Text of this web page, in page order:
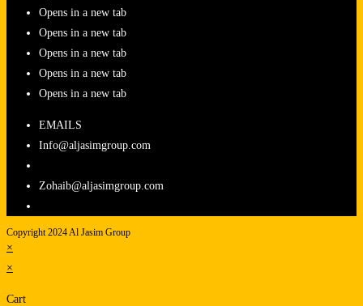
Opens in a new tab
Opens in a new tab
Opens in a new tab
Opens in a new tab
Opens in a new tab
EMAILS
Info@aljasimgroup.com
Zohaib@aljasimgroup.com
Copyright 2024 Al Jasim Group
×
×
Cart